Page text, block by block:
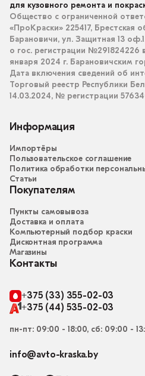
для кузовного ремонта и
Общество с ограниченной
«ПроКраски» 225417, Брестская
Барановичи, ул. Защитная 13
о гос. регистрации №291824226
января 2024 г. Барановичским
Дата включения сведений об
Торговый реестр Республики
14.03.2024, № регистрации
Информация
Импортёры
Пользовательское соглашение
Политика обработки
Статьи
Покупателям
Пункты самовывоза
Доставка и оплата
Компьютерный подбор краски
Дисконтная программа
Магазины
Контакты
+375 (33) 355-02-03
+375 (44) 535-02-03
пн-пт: 09:00 - 18:00, сб: 09:00 -
info@avto-kraska.by